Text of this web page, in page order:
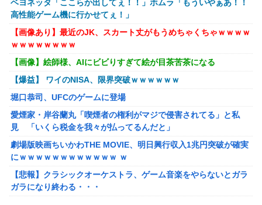
を減らすチート技が発覚ｗｗｗ
【動画】大阪府警に射殺されたオッサン、めちゃめちゃ苦し
そうに死ぬ
【悲報】黒人、卑怯すぎて炎上するｗｗｗｗ
【画像】井口裕香(36)、タンクトップがはち切れそうなくら
いデカイｗｗｗｗｗｗｗｗｗｗｗ
【画像】 AI「写真の背景削除？ガンプラの箱追加しといて
あげよ????」
【ホロライブ】アキロゼ、映画をきっかけに「ちいかわ」に
す」
【FF16】 「ファイナルファンタジー16」発売日が6/22に決
定＆最新PV公開！思ったより発売早い…もう半年後か！
ベヨネッタ「ここらか出してぇ！！」ホムラ「もういやぁあ！！
高性能ゲーム機に行かせてぇ！」
【画像あり】最近のJK、スカート丈がもうめちゃくちゃｗｗｗｗ
ｗｗｗｗｗｗｗｗ
【画像】絵師様、AIにビビりすぎて絵が目茶苦茶になる
【爆益】 ワイのNISA、限界突破ｗｗｗｗｗｗ
堀口恭司、UFCのゲームに登場
愛煙家・岸谷蘭丸「喫煙者の権利がマジで侵害されてる」と私
見 「いくら税金を我々が払ってるんだと」
劇場版映画ちいかわTHE MOVIE、明日興行収入1兆円突破が確実
にｗｗｗｗｗｗｗｗｗｗｗｗ ｗ
【悲報】クラシックオーケストラ、ゲーム音楽をやらないとガラ
ガラになり終わる・・・